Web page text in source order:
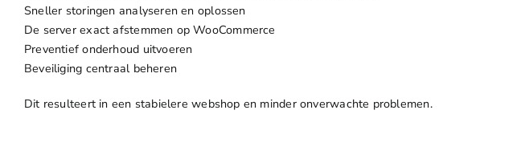
Sneller storingen analyseren en oplossen
De server exact afstemmen op WooCommerce
Preventief onderhoud uitvoeren
Beveiliging centraal beheren
Dit resulteert in een stabielere webshop en minder onverwachte problemen.